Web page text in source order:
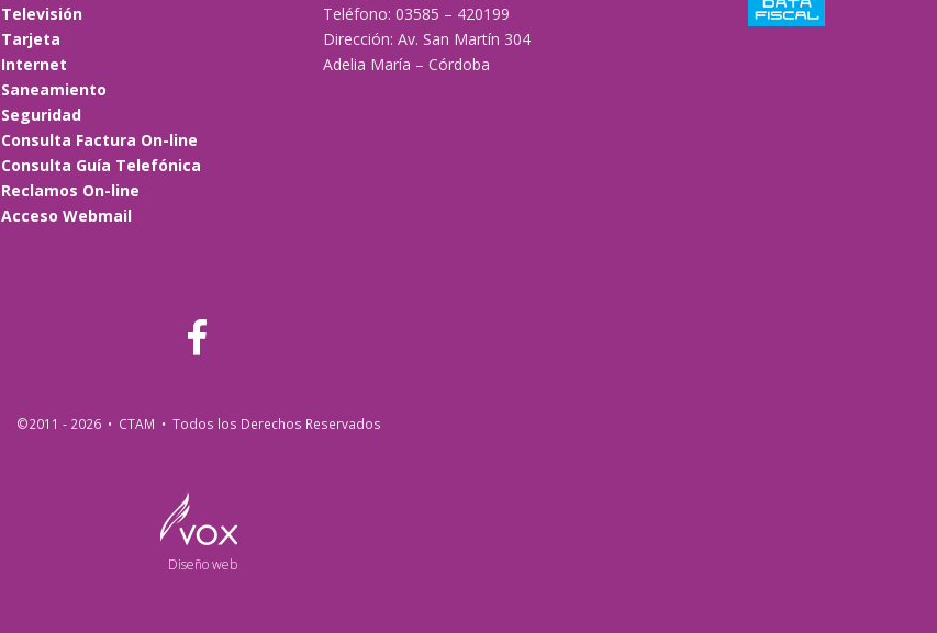
Televisión
Tarjeta
Internet
Saneamiento
Seguridad
Consulta Factura On-line
Consulta Guía Telefónica
Reclamos On-line
Acceso Webmail
Teléfono: 03585 – 420199
Dirección: Av. San Martín 304
Adelia María – Córdoba
©2011 - 2026 • CTAM • Todos los Derechos Reservados
Diseño web